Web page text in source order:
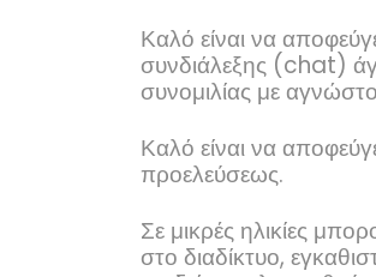
Καλό είναι να
συνδιάλεξης (chat)
συνομιλίας με
Καλό είναι να
προελεύσεως.
Σε μικρές ηλικίες
στο διαδίκτυο,